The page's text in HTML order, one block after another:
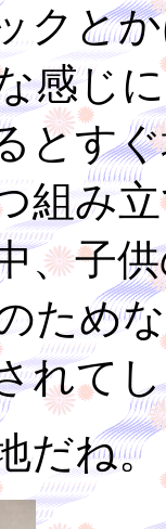
クと
感じ
とす
組み
、子
ため
れて
だね。